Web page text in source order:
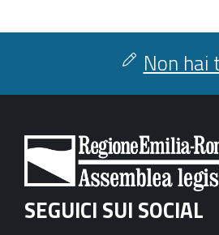
Non hai
SEGUICI SUI SOCIAL